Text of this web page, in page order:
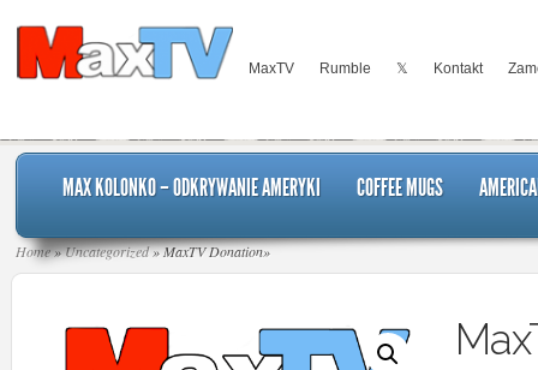
MaxTV Rumble 𝕏 Kontakt
MAX KOLONKO – ODKRYWANIE AMERYKI COFFEE MUGS
Home»Uncategorized»MaxTV Donation»